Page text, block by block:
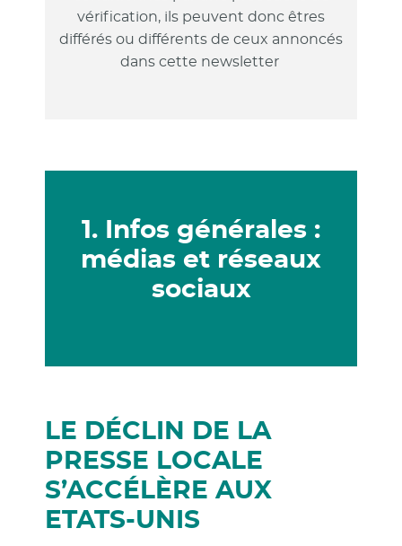
vérification, ils peuvent donc êtres
différés ou différents de ceux annoncés
dans cette newsletter
1. Infos générales :
médias et réseaux
sociaux
LE DÉCLIN DE LA
PRESSE LOCALE
S’ACCÉLÈRE AUX
ETATS-UNIS